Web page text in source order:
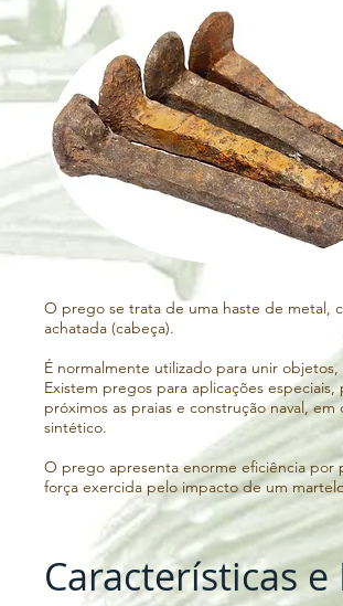
O prego se trata de uma haste de metal,
achatada (cabeça).
É normalmente utilizado para unir
Existem pregos para aplicações
próximos as praias e construção naval,
sintético.
O prego apresenta enorme eficiência por
força exercida pelo impacto de um
uma área muito maior que a da outra
pressão relativamente maior sobre a
do martelo.
Para conseguirmos tornar uma haste de
Características